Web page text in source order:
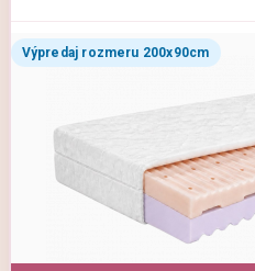
Výpredaj rozmeru 200x90cm